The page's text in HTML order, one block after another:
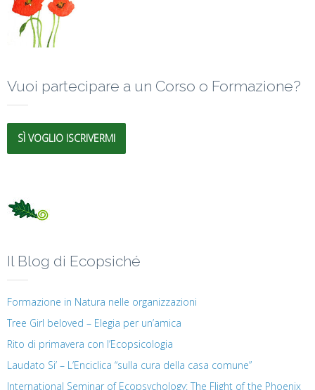
Vuoi partecipare a un Corso o Formazione?
SÌ VOGLIO ISCRIVERMI
Il Blog di Ecopsiché
Formazione in Natura nelle organizzazioni
Tree Girl beloved – Elegia per un’amica
Rito di primavera con l’Ecopsicologia
Laudato Si’ – L’Enciclica “sulla cura della casa comune”
International Seminar of Ecopsychology: The Flight of the Phoenix